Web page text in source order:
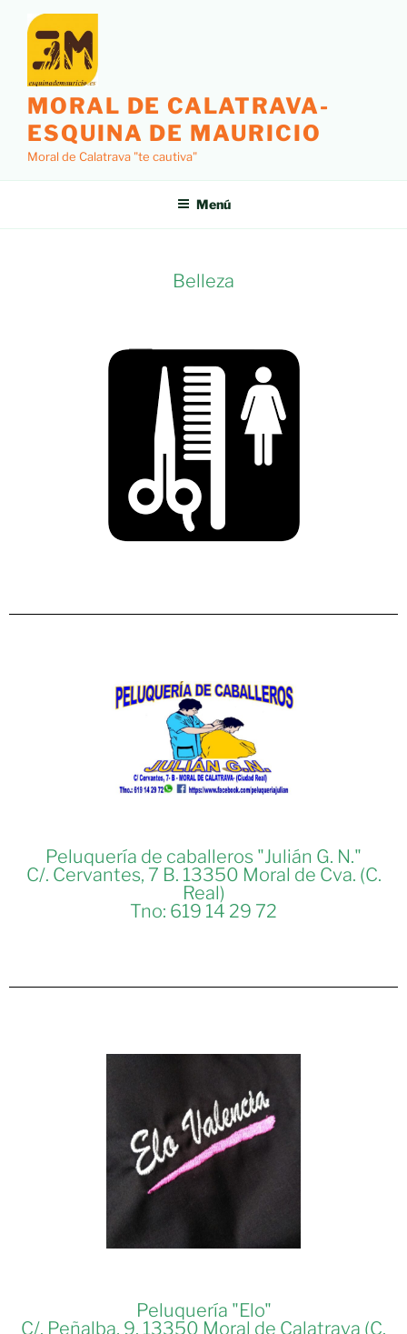
MORAL DE CALATRAVA-
ESQUINA DE MAURICIO
Moral de Calatrava "te cautiva"
Menú
Belleza
Peluquería de caballeros "Julián G. N."
C/. Cervantes, 7 B. 13350 Moral de Cva. (C.
Real)
Tno: 619 14 29 72
Peluquería "Elo"
C/. Peñalba, 9. 13350 Moral de Calatrava (C.